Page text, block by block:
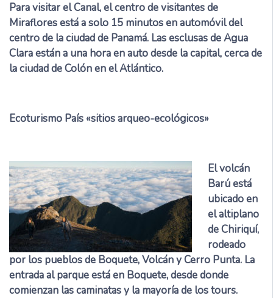
Para visitar el Canal, el centro de visitantes de
Miraflores está a solo 15 minutos en automóvil del
centro de la ciudad de Panamá. Las esclusas de Agua
Clara están a una hora en auto desde la capital, cerca de
la ciudad de Colón en el Atlántico.
Ecoturismo País «sitios arqueo-ecológicos»
El volcán
Barú está
ubicado en
el altiplano
de Chiriquí,
rodeado
por los pueblos de Boquete, Volcán y Cerro Punta. La
entrada al parque está en Boquete, desde donde
comienzan las caminatas y la mayoría de los tours.